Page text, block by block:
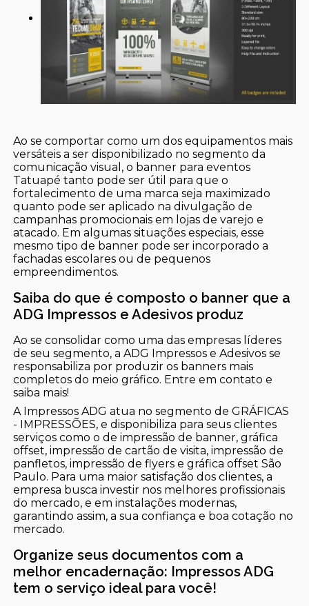
Ao se comportar como um dos equipamentos mais
versáteis a ser disponibilizado no segmento da
comunicação visual, o banner para eventos
Tatuapé tanto pode ser útil para que o
fortalecimento de uma marca seja maximizado
quanto pode ser aplicado na divulgação de
campanhas promocionais em lojas de varejo e
atacado. Em algumas situações especiais, esse
mesmo tipo de banner pode ser incorporado a
fachadas escolares ou de pequenos
empreendimentos.
Saiba do que é composto o banner que a
ADG Impressos e Adesivos produz
Ao se consolidar como uma das empresas líderes
de seu segmento, a ADG Impressos e Adesivos se
responsabiliza por produzir os banners mais
completos do meio gráfico. Entre em contato e
saiba mais!
A Impressos ADG atua no segmento de GRÁFICAS
- IMPRESSÕES, e disponibiliza para seus clientes
serviços como o de impressão de banner, gráfica
offset, impressão de cartão de visita, impressão de
panfletos, impressão de flyers e gráfica offset São
Paulo. Para uma maior satisfação dos clientes, a
empresa busca investir nos melhores profissionais
do mercado, e em instalações modernas,
garantindo assim, a sua confiança e boa cotação no
mercado.
Organize seus documentos com a
melhor encadernação: Impressos ADG
tem o serviço ideal para você!